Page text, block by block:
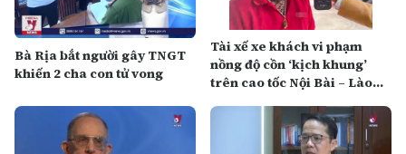
Bà Rịa bắt người gây TNGT
khiến 2 cha con tử vong
Tài xế xe khách vi phạm
nồng độ cồn ‘kịch khung’
trên cao tốc Nội Bài – Lào